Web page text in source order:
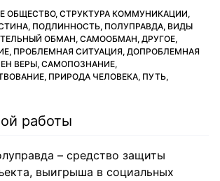
ОБЩЕСТВО, СТРУКТУРА КОММУНИКАЦИИ,
ПОДЛИННОСТЬ, ПОЛУПРАВДА, ВИДЫ
ОБМАН, САМООБМАН, ДРУГОЕ,
ПРОБЛЕМНАЯ СИТУАЦИЯ, ДОПРОБЛЕМНАЯ
ВЕРЫ, САМОПОЗНАНИЕ,
ПРИРОДА ЧЕЛОВЕКА, ПУТЬ,
работы
– средство защиты
выигрыша в социальных